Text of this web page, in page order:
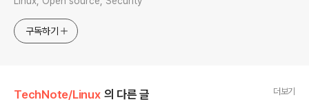
구독하기
TechNote/Linux 의 다른 글 더보기